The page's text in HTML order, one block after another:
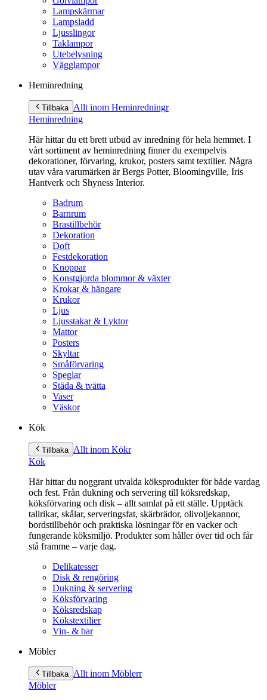
Lampskärmar
Lampsladd
Ljusslingor
Taklampor
Utebelysning
Vägglampor
Heminredning
Tillbaka Allt inom Heminredningr
Heminredning
Här hittar du ett brett utbud av inredning för hela hemmet. I
vårt sortiment av heminredning finner du exempelvis
dekorationer, förvaring, krukor, posters samt textilier. Några
utav våra varumärken är Bergs Potter, Bloomingville, Iris
Hantverk och Shyness Interior.
Badrum
Barnrum
Brastillbehör
Dekoration
Doft
Festdekoration
Knoppar
Konstgjorda blommor & växter
Krokar & hängare
Krukor
Ljus
Ljusstakar & Lyktor
Mattor
Posters
Skyltar
Småförvaring
Speglar
Städa & tvätta
Vaser
Väskor
Kök
Tillbaka Allt inom Kökr
Kök
Här hittar du noggrant utvalda köksprodukter för både vardag
och fest. Från dukning och servering till köksredskap,
köksförvaring och disk – allt samlat på ett ställe. Upptäck
tallrikar, skålar, serveringsfat, skärbrädor, olivoljekannor,
bordstillbehör och praktiska lösningar för en vacker och
fungerande köksmiljö. Produkter som håller över tid och får
stå framme – varje dag.
Delikatesser
Disk & rengöring
Dukning & servering
Köksförvaring
Köksredskap
Kökstextilier
Vin- & bar
Möbler
Tillbaka Allt inom Möblerr
Möbler